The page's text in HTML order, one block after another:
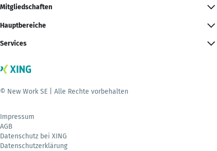
Mitgliedschaften
Hauptbereiche
Services
© New Work SE | Alle Rechte vorbehalten
Impressum
AGB
Datenschutz bei XING
Datenschutzerklärung